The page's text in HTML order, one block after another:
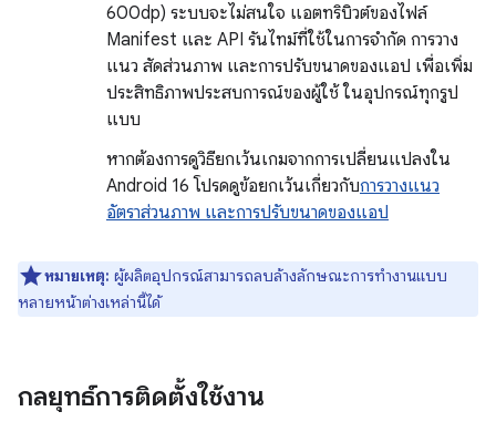
600dp) ระบบจะไม่สนใจ แอตทริบิวต์ของไฟล์
Manifest และ API รันไทม์ที่ใช้ในการจำกัด การวาง
แนว สัดส่วนภาพ และการปรับขนาดของแอป เพื่อเพิ่ม
ประสิทธิภาพประสบการณ์ของผู้ใช้ ในอุปกรณ์ทุกรูป
แบบ
หากต้องการดูวิธียกเว้นเกมจากการเปลี่ยนแปลงใน
Android 16 โปรดดูข้อยกเว้นเกี่ยวกับการวางแนว
อัตราส่วนภาพ และการปรับขนาดของแอป
หมายเหตุ: ผู้ผลิตอุปกรณ์สามารถลบล้างลักษณะการทำงานแบบ
หลายหน้าต่างเหล่านี้ได้
กลยุทธ์การติดตั้งใช้งาน